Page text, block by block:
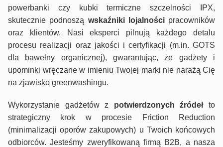
powerbanki czy kubki termiczne szczelności IPX,
skutecznie podnoszą wskaźniki lojalnościpracowników
oraz klientów. Nasi eksperci pilnują każdego detalu
procesu realizacji oraz jakości i certyfikacji (m.in. GOTS
dla bawełny organicznej), gwarantując, że gadżety i
upominki wręczane w imieniu Twojej marki nie narażą Cię
na zjawisko greenwashingu.
Wykorzystanie gadżetów z potwierdzonych źródełto
strategiczny krok w procesie Friction Reduction
(minimalizacji oporów zakupowych) u Twoich końcowych
odbiorców. Jesteśmy zweryfikowaną firmą B2B, a nasza